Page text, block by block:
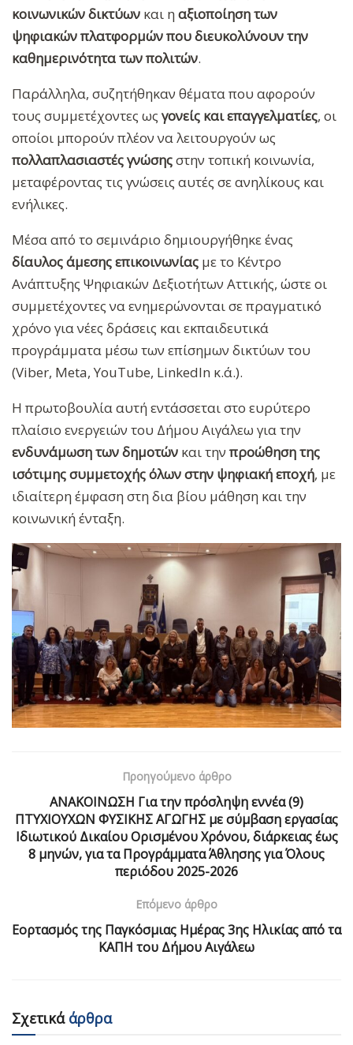
κοινωνικών δικτύων και η αξιοποίηση των
ψηφιακών πλατφορμών που διευκολύνουν την
καθημερινότητα των πολιτών.
Παράλληλα, συζητήθηκαν θέματα που αφορούν
τους συμμετέχοντες ως γονείς και επαγγελματίες, οι
οποίοι μπορούν πλέον να λειτουργούν ως
πολλαπλασιαστές γνώσηςστην τοπική κοινωνία,
μεταφέροντας τις γνώσεις αυτές σε ανηλίκους και
ενήλικες.
Μέσα από το σεμινάριο δημιουργήθηκε ένας
δίαυλος άμεσης επικοινωνίας με το Κέντρο
Ανάπτυξης Ψηφιακών Δεξιοτήτων Αττικής, ώστε οι
συμμετέχοντες να ενημερώνονται σε πραγματικό
χρόνο για νέες δράσεις και εκπαιδευτικά
προγράμματα μέσω των επίσημων δικτύων του
(Viber, Meta, YouTube, LinkedIn κ.ά.).
Η πρωτοβουλία αυτή εντάσσεται στο ευρύτερο
πλαίσιο ενεργειών του Δήμου Αιγάλεω για την
ενδυνάμωση των δημοτών και τηνπροώθηση της
ισότιμης συμμετοχής όλων στην ψηφιακή εποχή, με
ιδιαίτερη έμφαση στη δια βίου μάθηση και την
κοινωνική ένταξη.
Προηγούμενο άρθρο
ANAKOIΝΩΣΗ Για την πρόσληψη εννέα (9)
ΠΤΥΧΙΟΥΧΩΝ ΦΥΣΙΚΗΣ ΑΓΩΓΗΣ με σύμβαση εργασίας
Ιδιωτικού Δικαίου Ορισμένου Χρόνου, διάρκειας έως
8 μηνών, για τα Προγράμματα Άθλησης για Όλους
περιόδου 2025-2026
Επόμενο άρθρο
Εορτασμός της Παγκόσμιας Ημέρας 3ης Ηλικίας από τα
ΚΑΠΗ του Δήμου Αιγάλεω
Σχετικάάρθρα